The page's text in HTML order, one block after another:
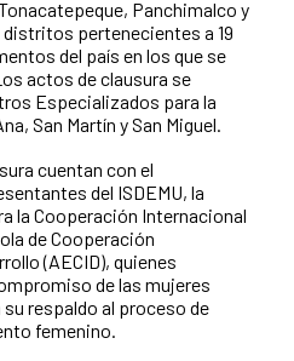
Panchimalco y
distritos pertenecientes a 19
del país en los que se
actos de clausura se
Especializados para la
San Martín y San Miguel.
cuentan con el
del ISDEMU, la
la Cooperación Internacional
de Cooperación
(AECID), quienes
de las mujeres
respaldo al proceso de
femenino.